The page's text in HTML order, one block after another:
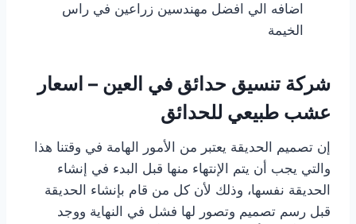
اضافه الي افضل مهندسين زراعين في راس
الخيمة
شركة تنسيق حدائق في العين – اسعار
عشب طبيعي للحدائق
إن تصميم الحديقة يعتبر من الأمور الهامة في وقتنا هذا
والتي يجب أن يتم الإنتهاء منها قبل البدء في إنشاء
الحديقة نفسها، وذلك لأن كل من قام بإنشاء الحديقة
قبل رسم تصميم وتصور لها فشل في النهاية ووجد